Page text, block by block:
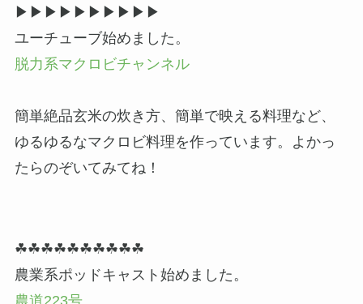
▶▶︎▶︎▶▶︎▶︎▶▶︎▶︎▶
ユーチューブ始めました。
脱力系マクロビチャンネル
簡単絶品玄米の炊き方、簡単で映える料理など、
ゆるゆるなマクロビ料理を作っています。よかっ
たらのぞいてみてね！
☘☘☘☘☘☘☘☘☘☘
農業系ポッドキャスト始めました。